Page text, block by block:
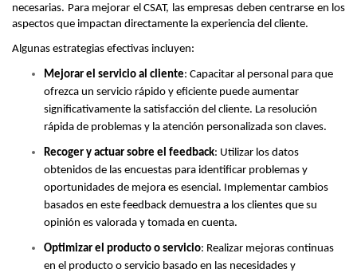
necesarias. Para mejorar el CSAT, las empresas deben centrarse en los
aspectos que impactan directamente la experiencia del cliente.
Algunas estrategias efectivas incluyen:
Mejorar el servicio al cliente: Capacitar al personal para que
ofrezca un servicio rápido y eficiente puede aumentar
significativamente la satisfacción del cliente. La resolución
rápida de problemas y la atención personalizada son claves.
Recoger y actuar sobre el feedback: Utilizar los datos
obtenidos de las encuestas para identificar problemas y
oportunidades de mejora es esencial. Implementar cambios
basados en este feedback demuestra a los clientes que su
opinión es valorada y tomada en cuenta.
Optimizar el producto o servicio: Realizar mejoras continuas
en el producto o servicio basado en las necesidades y